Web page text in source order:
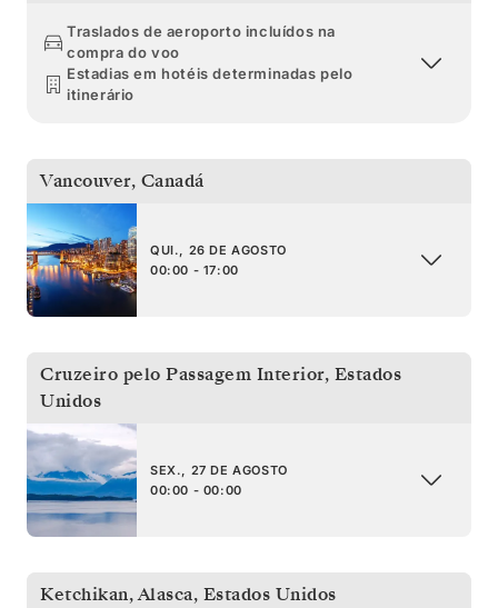
Traslados de aeroporto incluídos na
compra do voo
Estadias em hotéis determinadas pelo
itinerário
Vancouver, Canadá
QUI., 26 DE AGOSTO
00:00 - 17:00
Cruzeiro pelo Passagem Interior, Estados
Unidos
SEX., 27 DE AGOSTO
00:00 - 00:00
Ketchikan, Alasca, Estados Unidos